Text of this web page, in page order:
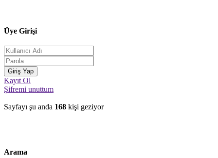
Üye Girişi
Kayıt Ol
Şifremi unuttum
Sayfayı şu anda 168 kişi geziyor
Arama